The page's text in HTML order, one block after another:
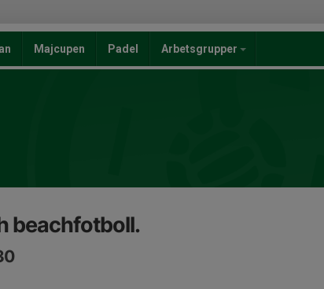
Majcupen Padel Arbetsgrupper
beachfotboll.